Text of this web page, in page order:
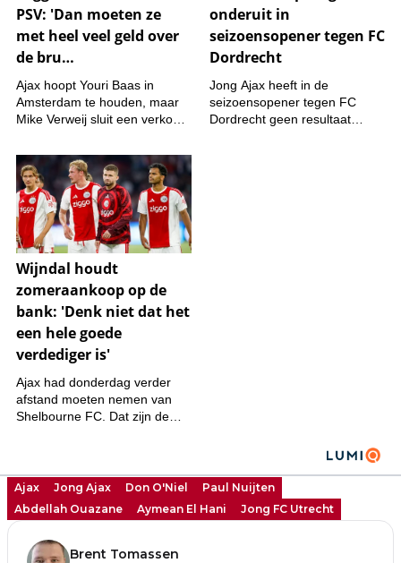
Ajax Jong Ajax Don O'Niel
Paul Nuijten
Abdellah Ouazane
Aymean El Hani Jong FC Utrecht
Brent Tomassen